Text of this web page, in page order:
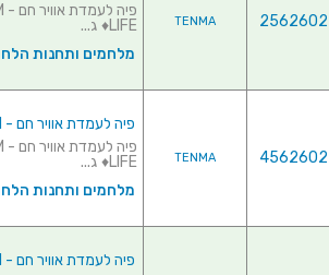
2562602
TENMA
LIFE♦ ג...
מלחמים ותחנות
4562602
TENMA
פיה לעמדת אוויר חם - SOP 11.7X8.0MM
LIFE♦ ג...
מלחמים ותחנות
פיה לעמדת אוויר חם - SOP 10.0X4.8MM